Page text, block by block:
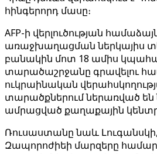
հինգերորդ մասը։
AFP-ի վերլուծության
առաջխաղացման ներկայիս
բանակին մոտ 18 ամիս
տարածաշրջանը գրավելու
ուկրաինական
տարածքներում ներառված են
ամրացված քաղաքային
Ռուսաստանը նաև
Զապորոժիեի մարզերը